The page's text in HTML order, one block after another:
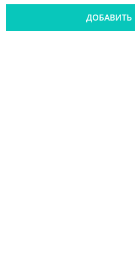
ДОБАВИТЬ